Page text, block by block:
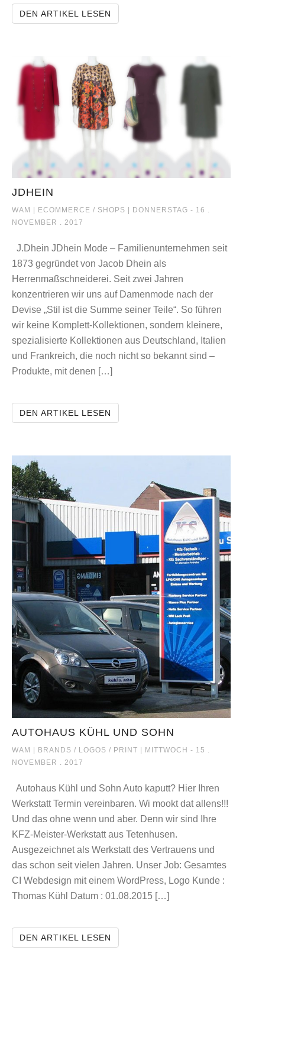
DEN ARTIKEL LESEN
JDHEIN
WAM | ECOMMERCE / SHOPS JDHEIN
| DONNERSTAG - 16 .
NOVEMBER . 2017
J.Dhein JDhein Mode – Familienunternehmen seit
1873 gegründet von Jacob Dhein als
Herrenmaßschneiderei. Seit zwei Jahren
konzentrieren wir uns auf Damenmode nach der
Devise „Stil ist die Summe seiner Teile“. So führen
wir keine Komplett-Kollektionen, sondern kleinere,
spezialisierte Kollektionen aus Deutschland, Italien
und Frankreich, die noch nicht so bekannt sind –
Produkte, mit denen […]
DEN ARTIKEL LESEN
AUTOHAUS KÜHL UND SOHN
WAM | BRANDS / LOGOS / PRINT AUTOHAUS KÜHL UND SOHN
| MITTWOCH - 15 .
NOVEMBER . 2017
Autohaus Kühl und Sohn Auto kaputt? Hier Ihren
Werkstatt Termin vereinbaren. Wi mookt dat allens!!!
Und das ohne wenn und aber. Denn wir sind Ihre
KFZ-Meister-Werkstatt aus Tetenhusen.
Ausgezeichnet als Werkstatt des Vertrauens und
das schon seit vielen Jahren. Unser Job: Gesamtes
CI Webdesign mit einem WordPress, Logo Kunde :
Thomas Kühl Datum : 01.08.2015 […]
DEN ARTIKEL LESEN